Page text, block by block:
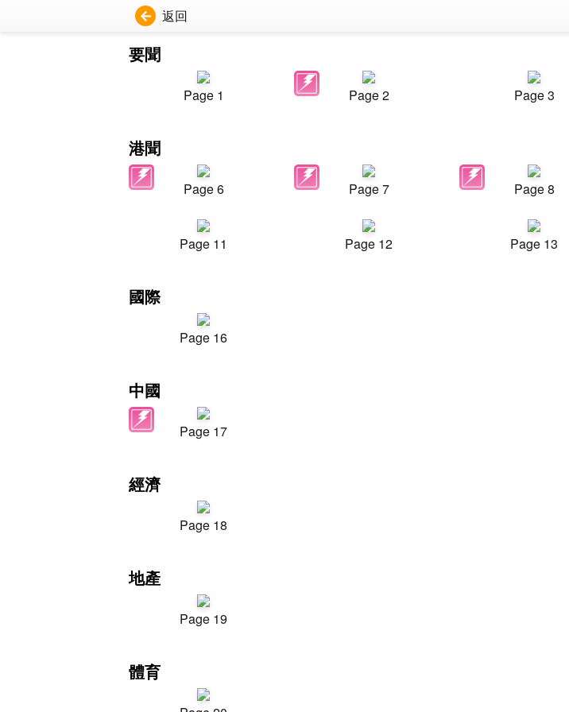
返回
要聞
Page 1 Page 2 Page 3
港聞
Page 6 Page 7 Page 8
Page 11 Page 12 Page 13
國際
Page 16
中國
Page 17
經濟
Page 18
地產
Page 19
體育